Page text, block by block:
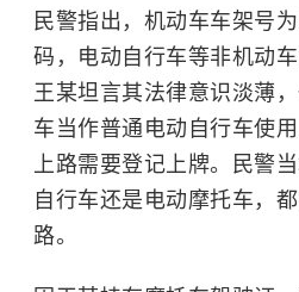
民警指出，机动车车架号为
码，电动自行车等非机动
王某坦言其法律意识淡薄
车当作普通电动自行车使
上路需要登记上牌。民警
自行车还是电动摩托车，
路。